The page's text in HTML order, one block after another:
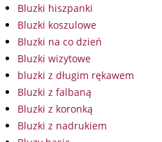
Bluzki hiszpanki
Bluzki koszulowe
Bluzki na co dzień
Bluzki wizytowe
bluzki z długim rękawem
Bluzki z falbaną
Bluzki z koronką
Bluzki z nadrukiem